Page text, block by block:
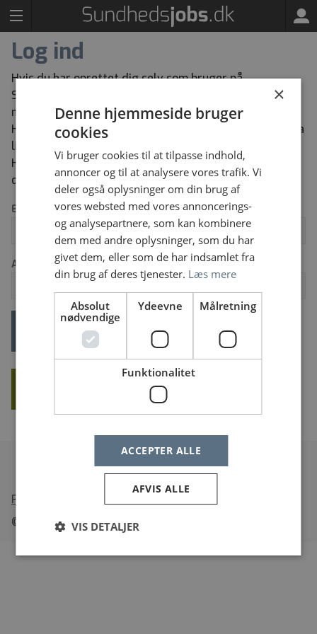
Log ind
Hvis du har oprettet dig selv som bruger på
Sundhedsjobs kan du herunder logge ind med den e-
mailadresse og adgangskode du har oprettet dig med.
Har du glemt din adgangskode kan du bestille en ny via
linket “Glemt dit log ind” herunder.
Har du ikke tidligere oprettet dig selv som bruger kan
du oprette dig via knappen “Opret ny bruger”.
Email
Adgangskode
Glemt dit log ind?
© Sundhedsjobs.dk
×
Denne hjemmeside bruger
cookies
Vi bruger cookies til at tilpasse indhold,
annoncer og til at analysere vores trafik. Vi
deler også oplysninger om din brug af
vores websted med vores annoncerings-
og analysepartnere, som kan kombinere
dem med andre oplysninger, som du har
givet dem, eller som de har indsamlet fra
din brug af deres tjenester. Læs mere
Absolut
nødvendige
Ydeevne Målretning
Funktionalitet
ACCEPTER ALLE
AFVIS ALLE
VIS DETALJER